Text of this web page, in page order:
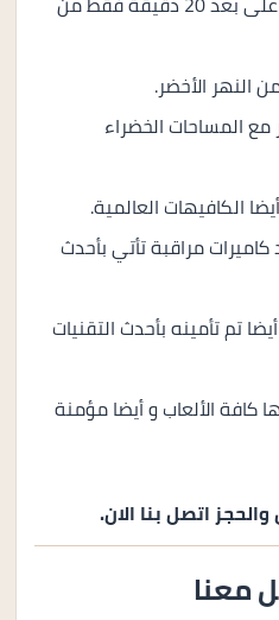
النهر الأخضر.
مع المساحات الخضراء
الكافيهات العالمية.
مراقبة تأتي بأحدث
تم تأمينه بأحدث التقنيات
كافة الألعاب و أيضا مؤمنة
اتصل بنا الان.
معنا